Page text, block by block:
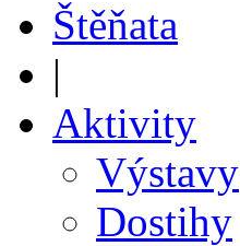
Štěňata
|
Aktivity
Výstavy
Dostihy